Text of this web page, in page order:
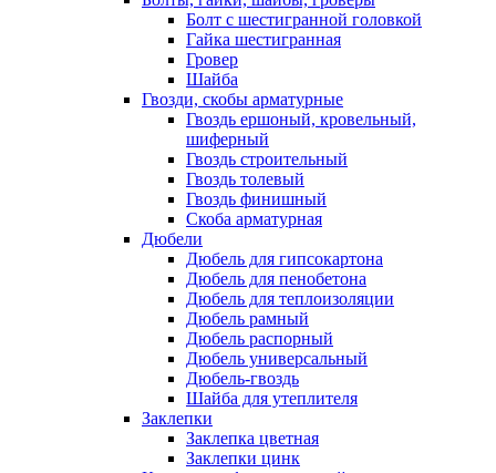
Болт c шестигранной головкой
Гайка шестигранная
Гровер
Шайба
Гвозди, скобы арматурные
Гвоздь ершоный, кровельный,
шиферный
Гвоздь строительный
Гвоздь толевый
Гвоздь финишный
Скоба арматурная
Дюбели
Дюбель для гипсокартона
Дюбель для пенобетона
Дюбель для теплоизоляции
Дюбель рамный
Дюбель распорный
Дюбель универсальный
Дюбель-гвоздь
Шайба для утеплителя
Заклепки
Заклепка цветная
Заклепки цинк